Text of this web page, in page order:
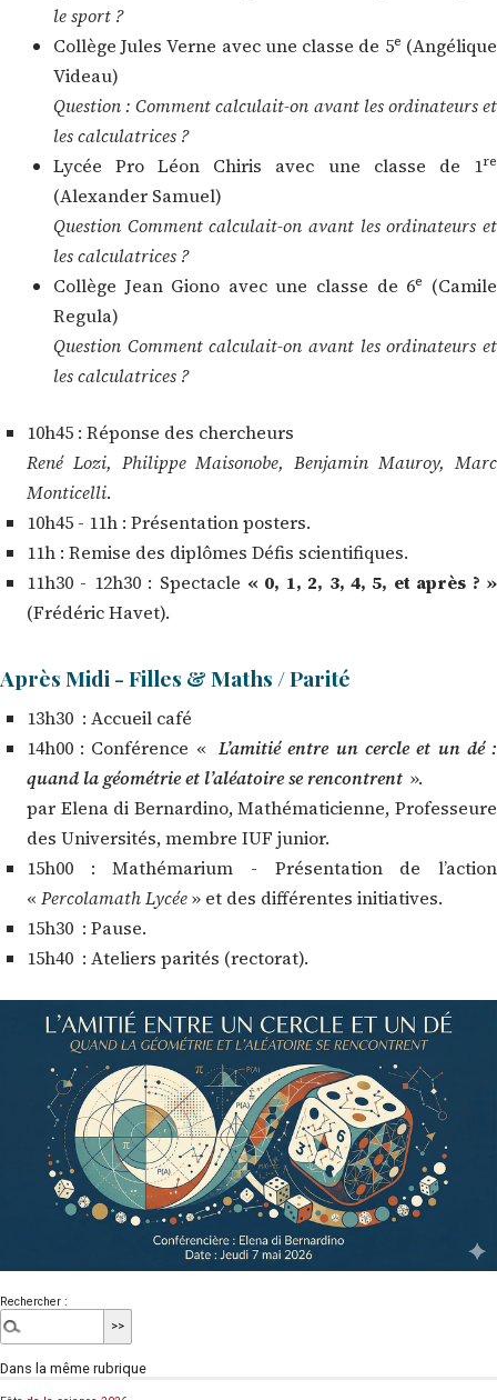
le sport ?
Collège Jules Verne avec une classe de 5e (Angélique
Videau)
Question : Comment calculait-on avant les ordinateurs et
les calculatrices ?
Lycée Pro Léon Chiris avec une classe de 1re
(Alexander Samuel)
Question Comment calculait-on avant les ordinateurs et
les calculatrices ?
Collège Jean Giono avec une classe de 6e
(Camile
Regula)
Question Comment calculait-on avant les ordinateurs et
les calculatrices ?
10h45 : Réponse des chercheurs
René Lozi, Philippe Maisonobe, Benjamin Mauroy, Marc
Monticelli.
10h45 - 11h : Présentation posters.
11h : Remise des diplômes Défis scientifiques.
11h30 - 12h30 : Spectacle « 0, 1, 2, 3, 4, 5, et après ? »
(Frédéric Havet).
Après Midi - Filles & Maths / Parité
13h30 : Accueil café
14h00 : Conférence « L’amitié entre un cercle et un dé :
quand la géométrie et l’aléatoire se rencontrent ».
par Elena di Bernardino, Mathématicienne, Professeure
des Universités, membre IUF junior.
15h00 : Mathémarium - Présentation de l’action
« Percolamath Lycée» et des différentes initiatives.
15h30 : Pause.
15h40 : Ateliers parités (rectorat).
Rechercher :
Dans la même rubrique